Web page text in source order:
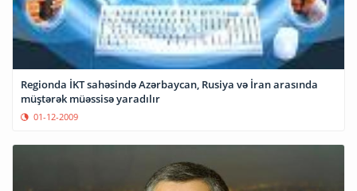
Regionda İKT sahəsində Azərbaycan, Rusiya və İran arasında
müştərək müəssisə yaradılır
01-12-2009